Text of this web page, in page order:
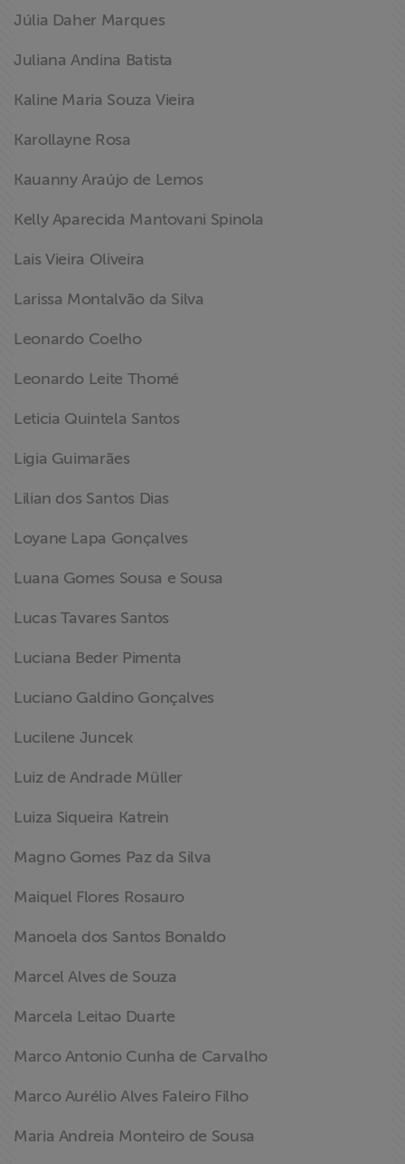
Júlia Daher Marques
Juliana Andina Batista
Kaline Maria Souza Vieira
Karollayne Rosa
Kauanny Araújo de Lemos
Kelly Aparecida Mantovani Spinola
Lais Vieira Oliveira
Larissa Montalvão da Silva
Leonardo Coelho
Leonardo Leite Thomé
Leticia Quintela Santos
Ligia Guimarães
Lilian dos Santos Dias
Loyane Lapa Gonçalves
Luana Gomes Sousa e Sousa
Lucas Tavares Santos
Luciana Beder Pimenta
Luciano Galdino Gonçalves
Lucilene Juncek
Luiz de Andrade Müller
Luiza Siqueira Katrein
Magno Gomes Paz da Silva
Maiquel Flores Rosauro
Manoela dos Santos Bonaldo
Marcel Alves de Souza
Marcela Leitao Duarte
Marco Antonio Cunha de Carvalho
Marco Aurélio Alves Faleiro Filho
Maria Andreia Monteiro de Sousa